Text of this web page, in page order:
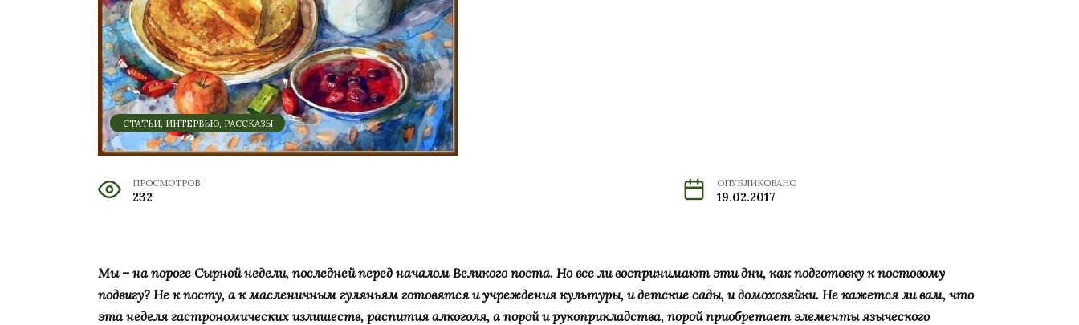
СТАТЬИ, ИНТЕРВЬЮ, РАССКАЗЫ
ПРОСМОТРОВ
232
ОПУБЛИКОВАНО
19.02.2017
Мы – на пороге Сырной недели, последней перед началом Великого поста. Но все ли воспринимают эти дни, как подготовку к постовому
подвигу? Не к посту, а к масленичным гуляньям готовятся и учреждения культуры, и детские сады, и домохозяйки. Не кажется ли вам, что
эта неделя гастрономических излишеств, распития алкоголя, а порой и рукоприкладства, порой приобретает элементы языческого